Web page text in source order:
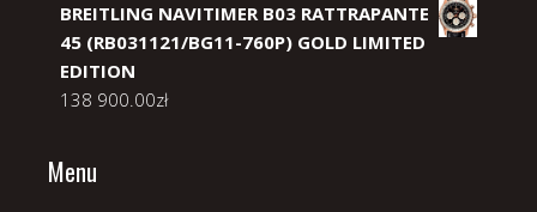
BREITLING NAVITIMER B03 RATTRAPANTE
45 (RB031121/BG11-760P) GOLD LIMITED
EDITION
138 900.00zł
Menu